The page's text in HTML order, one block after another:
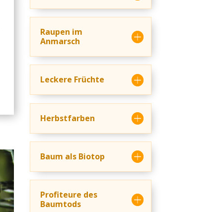
Raupen im
Anmarsch
Leckere Früchte
Herbstfarben
Baum als Biotop
Profiteure des
Baumtods